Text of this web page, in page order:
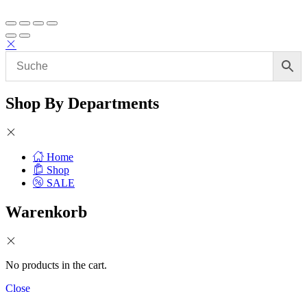
Shop By Departments
Home
Shop
SALE
Warenkorb
No products in the cart.
Close